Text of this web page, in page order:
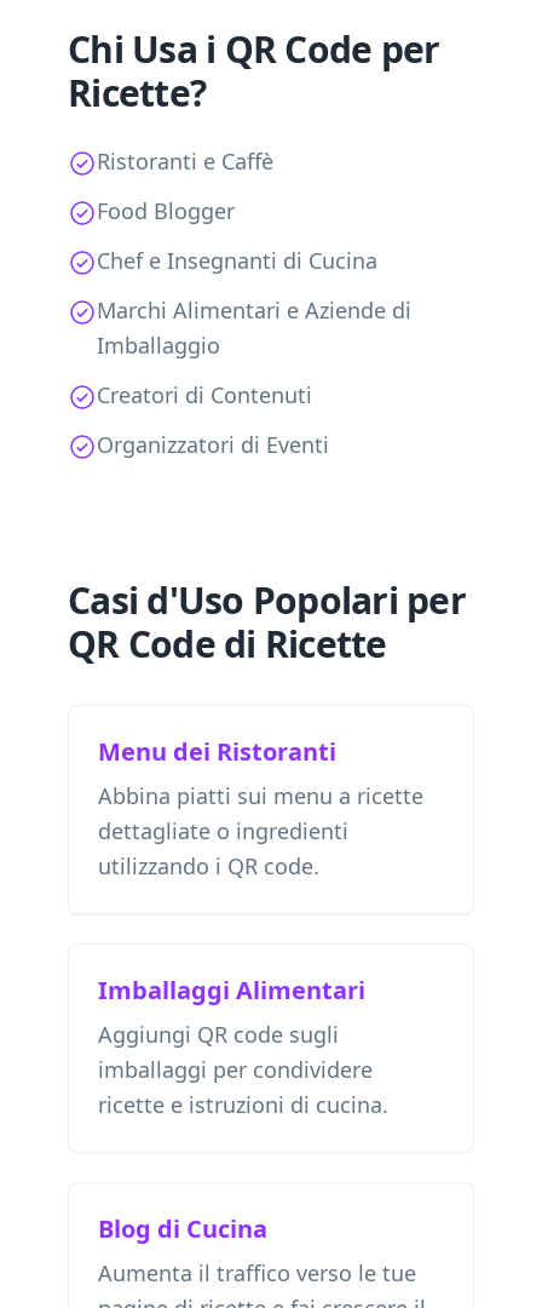
Chi Usa i QR Code per
Ricette?
Ristoranti e Caffè
Food Blogger
Chef e Insegnanti di Cucina
Marchi Alimentari e Aziende di
Imballaggio
Creatori di Contenuti
Organizzatori di Eventi
Casi d'Uso Popolari per
QR Code di Ricette
Menu dei Ristoranti
Abbina piatti sui menu a ricette
dettagliate o ingredienti
utilizzando i QR code.
Imballaggi Alimentari
Aggiungi QR code sugli
imballaggi per condividere
ricette e istruzioni di cucina.
Blog di Cucina
Aumenta il traffico verso le tue